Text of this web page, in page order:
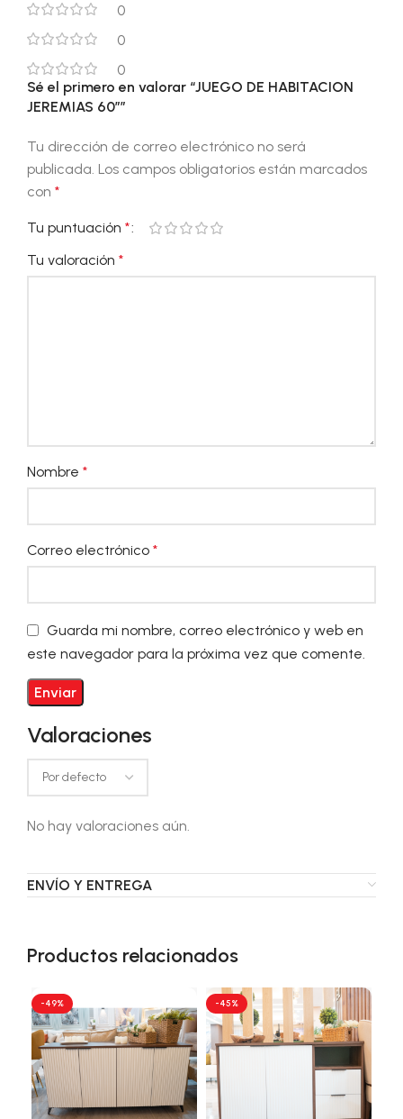
0
0
0
Valoraciones
No hay valoraciones aún.
Sé el primero en valorar “JUEGO DE HABITACION
JEREMIAS 60″”
Tu dirección de correo electrónico no será
publicada. Los campos obligatorios están marcados
con *
Tu puntuación *
Tu valoración *
Nombre *
Correo electrónico *
Guarda mi nombre, correo electrónico y web en
este navegador para la próxima vez que comente.
ENVÍO Y ENTREGA
Productos relacionados
-49% -45%